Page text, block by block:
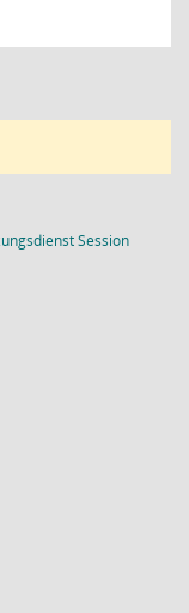
Session(Wird in